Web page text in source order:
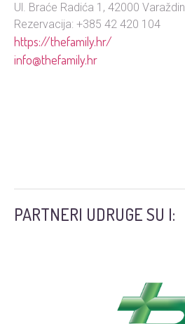
Ul. Braće Radića 1, 42000 Varaždin
Rezervacija: +385 42 420 104
https://thefamily.hr/
info@thefamily.hr
PARTNERI UDRUGE SU I: